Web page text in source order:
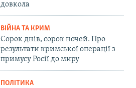
довкола
ВІЙНА ТА КРИМ
Сорок днів, сорок ночей. Про
результати кримської операції з
примусу Росії до миру
ПОЛІТИКА